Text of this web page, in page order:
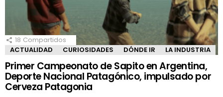
18 Compartidos
ACTUALIDAD
CURIOSIDADES DÓNDE IR LA INDUSTRIA
Primer Campeonato de Sapito en Argentina,
Deporte Nacional Patagónico, impulsado por
Cerveza Patagonia